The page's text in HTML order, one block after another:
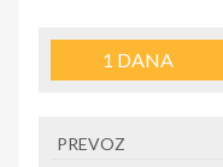
1 DANA
PREVOZ